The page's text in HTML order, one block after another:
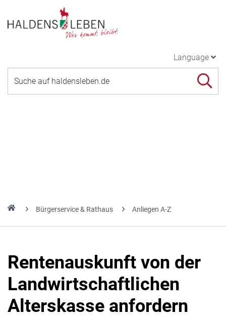
Language
Bürgerservice & Rathaus Anliegen A-Z
Rentenauskunft von der
Landwirtschaftlichen
Alterskasse anfordern